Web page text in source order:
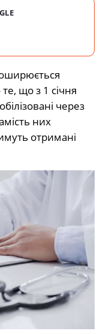
що з 1 січня
через
них
отримані